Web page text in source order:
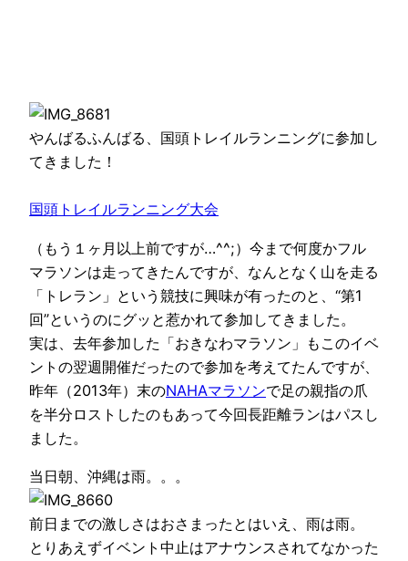
やんばるふんばる、国頭トレイルランニングに参加し
てきました！
国頭トレイルランニング大会
（もう１ヶ月以上前ですが…^^;）今まで何度かフル
マラソンは走ってきたんですが、なんとなく山を走る
「トレラン」という競技に興味が有ったのと、“第1
回”というのにグッと惹かれて参加してきました。
実は、去年参加した「おきなわマラソン」もこのイベ
ントの翌週開催だったので参加を考えてたんですが、
昨年（2013年）末のNAHAマラソンで足の親指の爪
を半分ロストしたのもあって今回長距離ランはパスし
ました。
当日朝、沖縄は雨。。。
前日までの激しさはおさまったとはいえ、雨は雨。
とりあえずイベント中止はアナウンスされてなかった